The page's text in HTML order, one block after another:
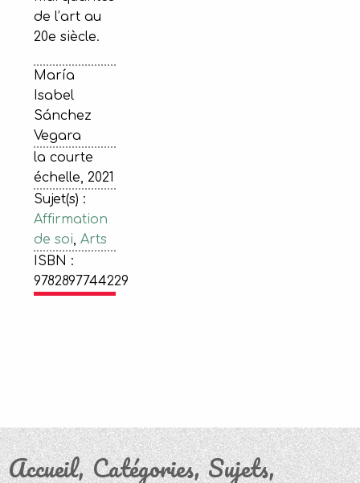
de l’art au
20e siècle.
María
Isabel
Sánchez
Vegara
la courte
échelle, 2021
Sujet(s) :
Affirmation
de soi, Arts
ISBN :
9782897744229
Accueil Catégories Sujets